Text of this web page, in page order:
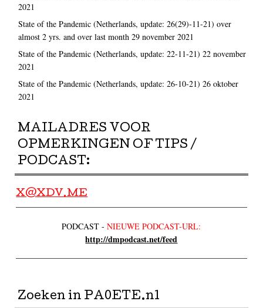
2021
State of the Pandemic (Netherlands, update: 26(29)-11-21) over
almost 2 yrs. and over last month 29 november 2021
State of the Pandemic (Netherlands, update: 22-11-21) 22 november
2021
State of the Pandemic (Netherlands, update: 26-10-21) 26 oktober
2021
MAILADRES VOOR
OPMERKINGEN OF TIPS /
PODCAST:
X@XDV.ME
PODCAST -NIEUWE PODCAST-URL:
http://dmpodcast.net/feed
Zoeken in PA0ETE.nl